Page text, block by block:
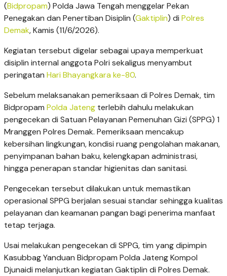
(Bidpropam) Polda Jawa Tengah menggelar Pekan
Penegakan dan Penertiban Disiplin (Gaktiplin) di Polres
Demak, Kamis (11/6/2026).
Kegiatan tersebut digelar sebagai upaya memperkuat
disiplin internal anggota Polri sekaligus menyambut
peringatan Hari Bhayangkara ke-80.
Sebelum melaksanakan pemeriksaan di Polres Demak, tim
Bidpropam Polda Jateng terlebih dahulu melakukan
pengecekan di Satuan Pelayanan Pemenuhan Gizi (SPPG) 1
Mranggen Polres Demak. Pemeriksaan mencakup
kebersihan lingkungan, kondisi ruang pengolahan makanan,
penyimpanan bahan baku, kelengkapan administrasi,
hingga penerapan standar higienitas dan sanitasi.
Pengecekan tersebut dilakukan untuk memastikan
operasional SPPG berjalan sesuai standar sehingga kualitas
pelayanan dan keamanan pangan bagi penerima manfaat
tetap terjaga.
Usai melakukan pengecekan di SPPG, tim yang dipimpin
Kasubbag Yanduan Bidpropam Polda Jateng Kompol
Djunaidi melanjutkan kegiatan Gaktiplin di Polres Demak.